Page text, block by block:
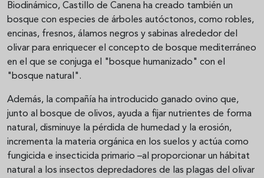
Biodinámico, Castillo de Canena ha creado también un
bosque con especies de árboles autóctonos, como robles,
encinas, fresnos, álamos negros y sabinas alrededor del
olivar para enriquecer el concepto de bosque mediterráneo
en el que se conjuga el "bosque humanizado" con el
"bosque natural".
Además, la compañía ha introducido ganado ovino que,
junto al bosque de olivos, ayuda a fijar nutrientes de forma
natural, disminuye la pérdida de humedad y la erosión,
incrementa la materia orgánica en los suelos y actúa como
fungicida e insecticida primario –al proporcionar un hábitat
natural a los insectos depredadores de las plagas del olivar